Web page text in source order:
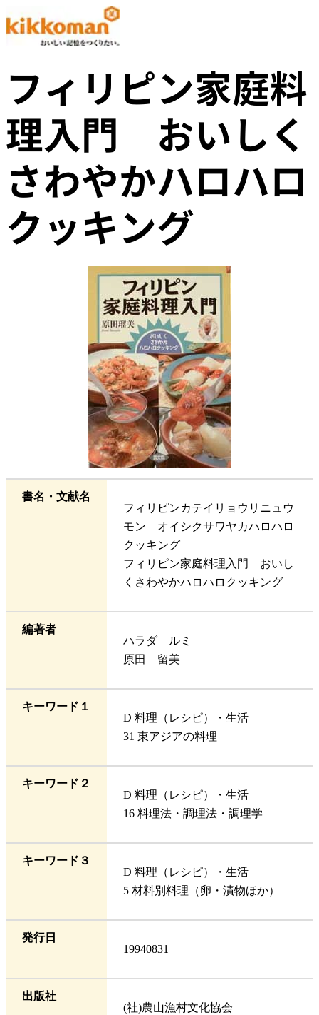
フィリピン家庭料
理入門 おいしく
さわやかハロハロ
クッキング
書名・文献名
フィリピンカテイリョウリニュウ
モン オイシクサワヤカハロハロ
クッキング
フィリピン家庭料理入門 おいし
くさわやかハロハロクッキング
編著者
ハラダ ルミ
原田 留美
キーワード１
D 料理（レシピ）・生活
31 東アジアの料理
キーワード２
D 料理（レシピ）・生活
16 料理法・調理法・調理学
キーワード３
D 料理（レシピ）・生活
5 材料別料理（卵・漬物ほか）
発行日
19940831
出版社
(社)農山漁村文化協会